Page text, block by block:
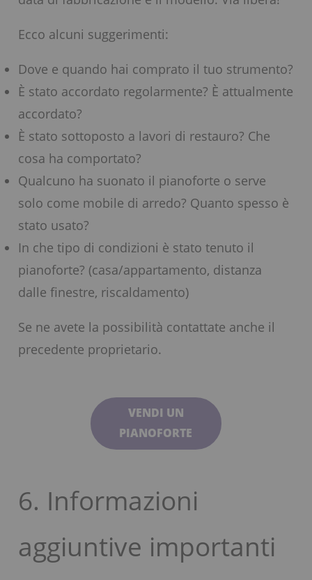
Ecco alcuni suggerimenti:
Dove e quando hai comprato il tuo strumento?
È stato accordato regolarmente? È attualmente
accordato?
È stato sottoposto a lavori di restauro? Che
cosa ha comportato?
Qualcuno ha suonato il pianoforte o serve
solo come mobile di arredo? Quanto spesso è
stato usato?
In che tipo di condizioni è stato tenuto il
pianoforte? (casa/appartamento, distanza
dalle finestre, riscaldamento)
Se ne avete la possibilità contattate anche il
precedente proprietario.
VENDI UN
PIANOFORTE
6. Informazioni
aggiuntive importanti